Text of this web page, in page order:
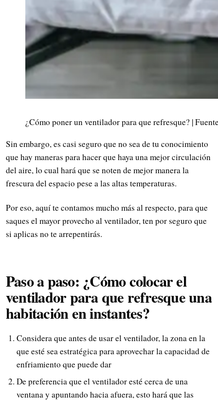
¿Cómo poner un ventilador para que refresque? |
Sin embargo, es casi seguro que no sea de tu conocimiento
que hay maneras para hacer que haya una mejor circulación
del aire, lo cual hará que se noten de mejor manera la
frescura del espacio pese a las altas temperaturas.
Por eso, aquí te contamos mucho más al respecto, para que
saques el mayor provecho al ventilador, ten por seguro que
si aplicas no te arrepentirás.
Paso a paso: ¿Cómo colocar el
ventilador para que refresque una
habitación en instantes?
Considera que antes de usar el ventilador, la zona en la
que esté sea estratégica para aprovechar la capacidad de
enfriamiento que puede dar
De preferencia que el ventilador esté cerca de una
ventana y apuntando hacia afuera, esto hará que las